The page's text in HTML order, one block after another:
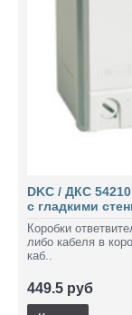
DKC / ДКС
с гладкими
Коробки
либо кабеля в
каб..
449.5 руб